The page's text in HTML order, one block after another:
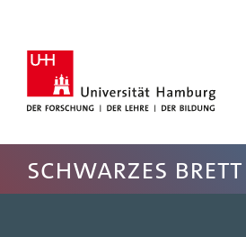
Rechte Spalte anspringen
Fussbereich der Seite anspringen